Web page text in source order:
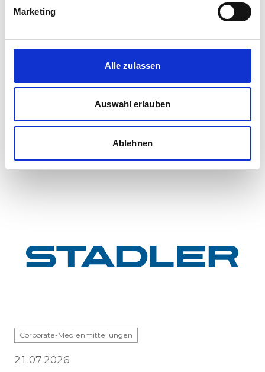
Marketing
Alle zulassen
Auswahl erlauben
Ablehnen
Corporate-Medienmitteilungen
30.07.2026
First train completed for GYSEV’s new
InterCity FLIRT fleet
GYSEV Ltd.’s procurement project for 11 FLIRT
InterCity electric multiple units has reached a
completed at Stadle...
Corporate-Medienmitteilungen
21.07.2026